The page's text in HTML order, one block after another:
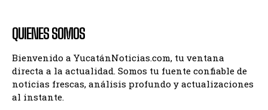
QUIENES SOMOS
Bienvenido a YucatánNoticias.com, tu ventana
directa a la actualidad. Somos tu fuente confiable de
noticias frescas, análisis profundo y actualizaciones
al instante.